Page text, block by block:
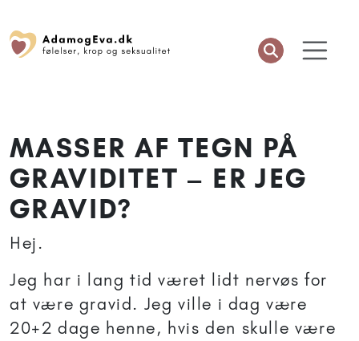
MASSER AF TEGN PÅ
GRAVIDITET – ER JEG
GRAVID?
Hej.
Jeg har i lang tid været lidt nervøs for
at være gravid. Jeg ville i dag være
20+2 dage henne, hvis den skulle være